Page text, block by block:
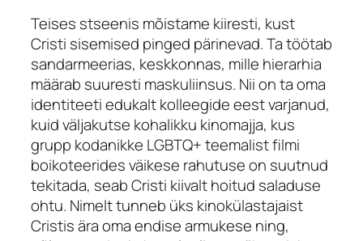
Teises stseenis mõistame kiiresti, kust
Cristi sisemised pinged pärinevad. Ta töötab
sandarmeerias, keskkonnas, mille hierarhia
määrab suuresti maskuliinsus. Nii on ta oma
identiteeti edukalt kolleegide eest varjanud,
kuid väljakutse kohalikku kinomajja, kus
grupp kodanikke LGBTQ+ teemalist filmi
boikoteerides väikese rahutuse on suutnud
tekitada, seab Cristi kiivalt hoitud saladuse
ohtu. Nimelt tunneb üks kinokülastajaist
Cristis ära oma endise armukese ning,